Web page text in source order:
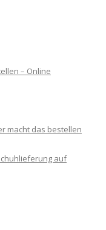
– Online
macht das bestellen
auf